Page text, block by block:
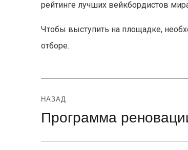
рейтинге лучших вейкбордистов
Чтобы выступить на площадке,
отборе.
Навигация
по
записям
НАЗАД
Предыдущая
запись:
Программа